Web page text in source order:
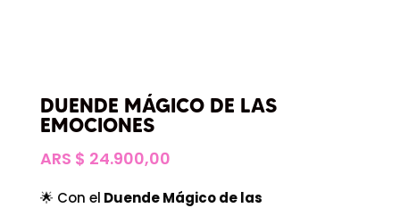
DUENDE MÁGICO DE LAS
EMOCIONES
ARS $ 24.900,00
🌟 Con el Duende Mágico de las